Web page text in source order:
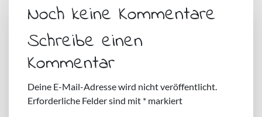
Noch keine Kommentare
Schreibe einen
Kommentar
Deine E-Mail-Adresse wird nicht veröffentlicht.
Erforderliche Felder sind mit * markiert